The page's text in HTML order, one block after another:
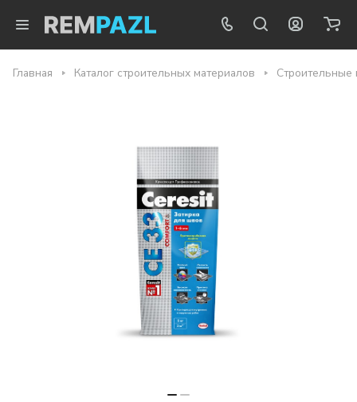
Главная Каталог строительных материалов Строительные